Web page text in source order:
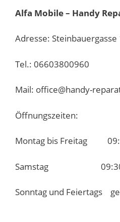
Alfa Mobile – Handy
Adresse: Steinbauergasse
Tel.: 06603800960
Mail: office@handy-
Öffnungszeiten:
Montag bis Freitag
Samstag 09:30
Sonntag und Feiertags